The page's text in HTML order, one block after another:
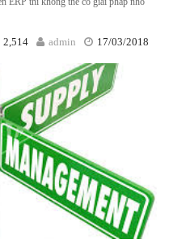
17/03/2018
admin
2,514